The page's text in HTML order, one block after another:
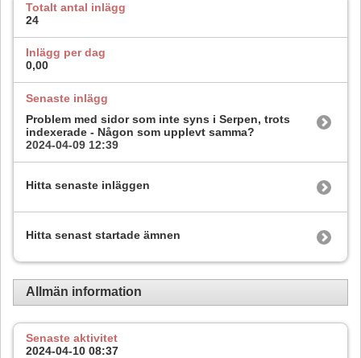
Totalt antal inlägg
24
Inlägg per dag
0,00
Senaste inlägg
Problem med sidor som inte syns i Serpen, trots
indexerade - Någon som upplevt samma?
2024-04-09 12:39
Hitta senaste inläggen
Hitta senast startade ämnen
Allmän information
Senaste aktivitet
2024-04-10 08:37